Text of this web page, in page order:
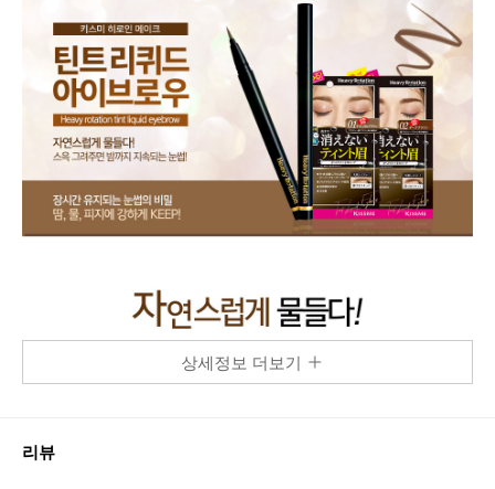
상세정보 더보기
리뷰